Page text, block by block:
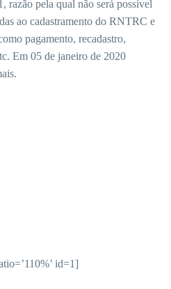
razão pela qual não será possível
ao cadastramento do RNTRC e
pagamento, recadastro,
Em 05 de janeiro de 2020
id=1]